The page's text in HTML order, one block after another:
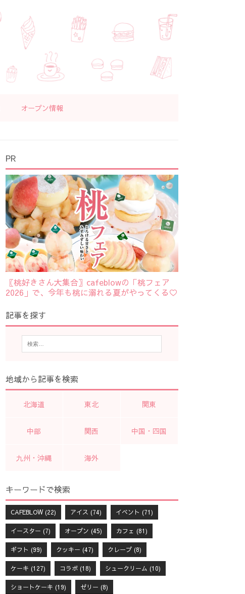
オープン情報
PR
〖桃好きさん大集合〗cafeblowの「桃フェア
2026」で、今年も桃に溺れる夏がやってくる♡
記事を探す
地域から記事を検索
北海道 東北 関東
中部 関西 中国・四国
九州・沖縄 海外
キーワードで検索
CAFEBLOW(22) アイス (74) イベント (71)
イースター (7) オープン (45) カフェ (81)
ギフト (99) クッキー (47) クレープ(8)
ケーキ (127) コラボ(18) シュークリーム (10)
ショートケーキ (19) ゼリー (8)